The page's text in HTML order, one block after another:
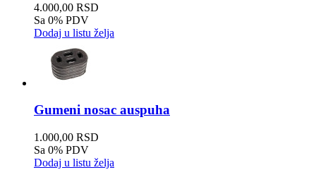
4.000,00 RSD
Sa 0% PDV
Dodaj u listu želja
Gumeni nosac auspuha
1.000,00 RSD
Sa 0% PDV
Dodaj u listu želja